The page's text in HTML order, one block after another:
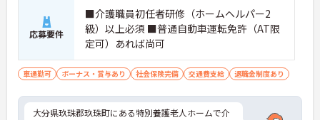
応募要件
■介護職員初任者研修（ホームヘルパー2
級）以上必須 ■普通自動車運転免許（AT限
定可）あれば尚可
車通勤可 ボーナス・賞与あり 社会保険完備 交通費支給 退職金制度あり
大分県玖珠郡玖珠町にある特別養護老人ホームで介